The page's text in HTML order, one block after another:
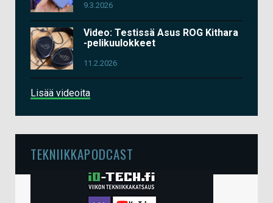
9.3.2026
Video: Testissä Asus ROG Kithara
-pelikuulokkeet
11.2.2026
Lisää videoita
TEKNIIKKAPODCAST